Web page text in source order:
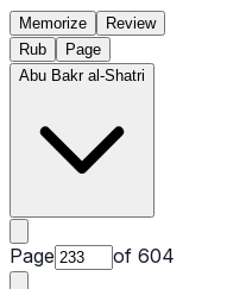
Memorize
Review
Rub
Page
Abu Bakr al-Shatri
Page of 604